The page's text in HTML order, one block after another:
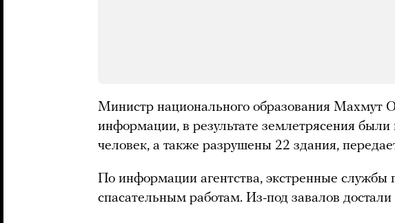
Министр национального образования Махмут
информации, в результате землетрясения были
человек, а также разрушены 22 здания,
По информации агентства, экстренные службы
спасательным работам. Из-под завалов